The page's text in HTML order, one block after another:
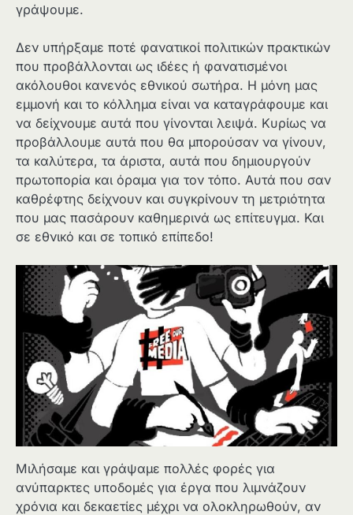
γράψουμε.
Δεν υπήρξαμε ποτέ φανατικοί πολιτικών πρακτικών
που προβάλλονται ως ιδέες ή φανατισμένοι
ακόλουθοι κανενός εθνικού σωτήρα. Η μόνη μας
εμμονή και το κόλλημα είναι να καταγράφουμε και
να δείχνουμε αυτά που γίνονται λειψά. Κυρίως να
προβάλλουμε αυτά που θα μπορούσαν να γίνουν,
τα καλύτερα, τα άριστα, αυτά που δημιουργούν
πρωτοπορία και όραμα για τον τόπο. Αυτά που σαν
καθρέφτης δείχνουν και συγκρίνουν τη μετριότητα
που μας πασάρουν καθημερινά ως επίτευγμα. Και
σε εθνικό και σε τοπικό επίπεδο!
Μιλήσαμε και γράψαμε πολλές φορές για
ανύπαρκτες υποδομές για έργα που λιμνάζουν
χρόνια και δεκαετίες μέχρι να ολοκληρωθούν, αν